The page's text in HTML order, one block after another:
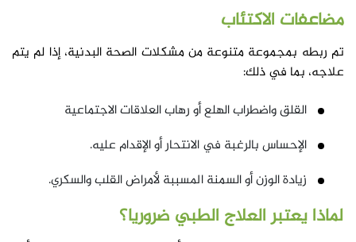
مضاعفات الاكتئاب
تم ربطه بمجموعة متنوعة من مشكلات الصحة البدنية، إذا لم يتم
علاجه، بما في ذلك:
القلق واضطراب الهلع أو رهاب العلاقات الاجتماعية
الإحساس بالرغبة في الانتحار أو الإقدام عليه.
زيادة الوزن أو السمنة المسببة لأمراض القلب والسكري.
لماذا يعتبر العلاج الطبي ضروريا؟